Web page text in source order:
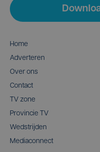
Home
Adverteren
Over ons
Contact
TV zone
Provincie TV
Wedstrijden
Mediaconnect